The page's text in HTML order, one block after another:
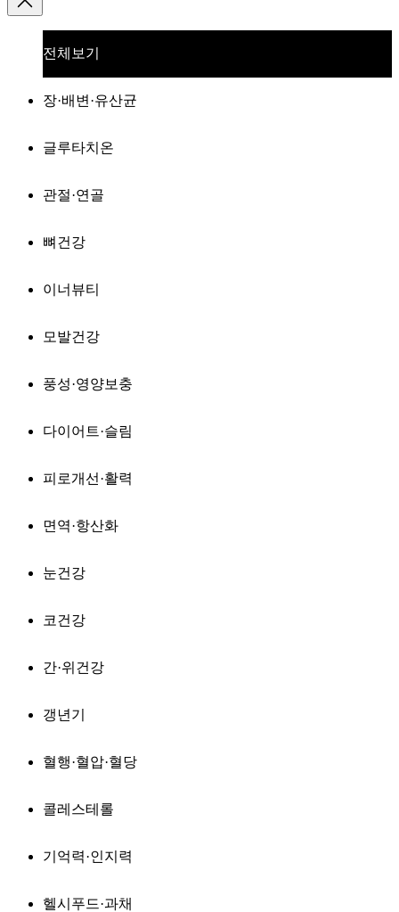
전체보기
장·배변·유산균
글루타치온
관절·연골
뼈건강
이너뷰티
모발건강
풍성·영양보충
다이어트·슬림
피로개선·활력
면역·항산화
눈건강
코건강
간·위건강
갱년기
혈행·혈압·혈당
콜레스테롤
기억력·인지력
헬시푸드·과채